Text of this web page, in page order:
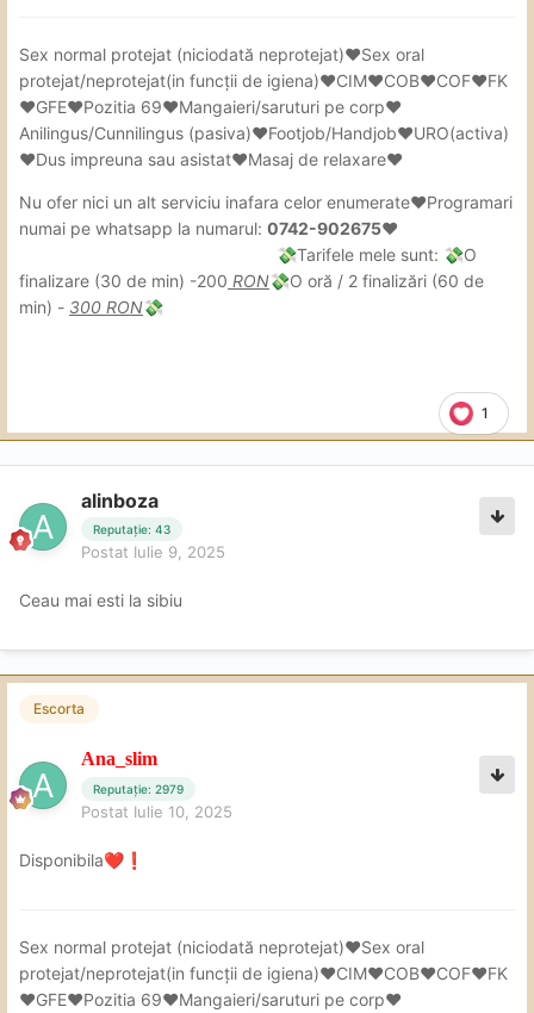
1
Sex normal protejat (niciodată neprotejat)❤Sex oral
protejat/neprotejat(in funcții de igiena)❤CIM❤COB❤COF❤FK
❤GFE❤Pozitia 69❤Mangaieri/saruturi pe corp❤
Anilingus/Cunnilingus (pasiva)❤Footjob/Handjob❤URO(activa)
❤Dus impreuna sau asistat❤Masaj de relaxare❤
Nu ofer nici un alt serviciu inafara celor enumerate❤Programari
numai pe whatsapp la numarul: 0742-902675❤
💸Tarifele mele sunt: 💸O
finalizare (30 de min) -200 RON💸O oră / 2 finalizări (60 de
min) - 300 RON💸
alinboza
Reputație: 43
Postat Iulie 9, 2025
Ceau mai esti la sibiu
Escorta
Ana_slim
Reputație: 2979
Postat Iulie 10, 2025
Disponibila❤️ ❗
Sex normal protejat (niciodată neprotejat)❤Sex oral
protejat/neprotejat(in funcții de igiena)❤CIM❤COB❤COF❤FK
❤GFE❤Pozitia 69❤Mangaieri/saruturi pe corp❤